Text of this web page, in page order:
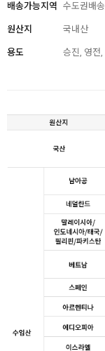
배송가능지역 수도권배
원산지 국내산
용도 승진, 영전